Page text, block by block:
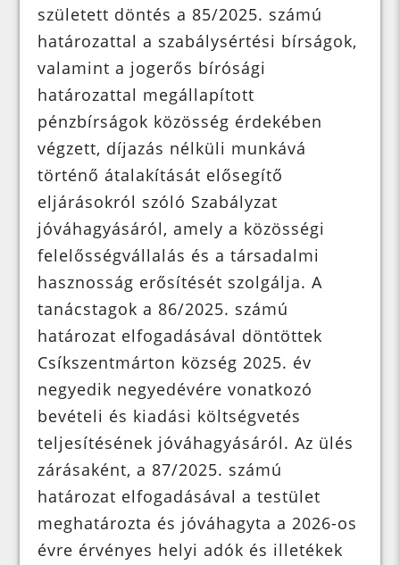
született döntés a 85/2025. számú
határozattal a szabálysértési bírságok,
valamint a jogerős bírósági
határozattal megállapított
pénzbírságok közösség érdekében
végzett, díjazás nélküli munkává
történő átalakítását elősegítő
eljárásokról szóló Szabályzat
jóváhagyásáról, amely a közösségi
felelősségvállalás és a társadalmi
hasznosság erősítését szolgálja. A
tanácstagok a 86/2025. számú
határozat elfogadásával döntöttek
Csíkszentmárton község 2025. év
negyedik negyedévére vonatkozó
bevételi és kiadási költségvetés
teljesítésének jóváhagyásáról. Az ülés
zárásaként, a 87/2025. számú
határozat elfogadásával a testület
meghatározta és jóváhagyta a 2026-os
évre érvényes helyi adók és illetékek